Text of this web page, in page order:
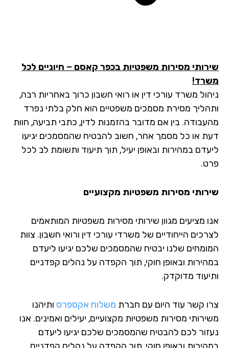
מסירות משפטיות בכפר קאסם – חיוניים לכל
משרד עורכי דין או רואי חשבון כרוך באחריות רבה,
מסירת מסמכים משפטיים הוא חלק בלתי נפרד
בין אם מדובר בהזמנות לדין, כתבי תביעה, חוות
או כל מסמך אחר, חשוב להבטיח שהמסמכים יגיעו
במהירות ובאופן יעיל, תוך תיעוד ותשומת לב לכל
מסירות משפטיות מקצועיים
מציעים מגוון שירותי מסירות משפטיות המותאמים
הייחודיים של משרדי עורכי דין ורואי חשבון. צוות
שלנו יבטיח שהמסמכים שלכם יגיעו ליעדם
ובאופן חוקי, תוך הקפדה על נהלים קפדניים
מדוקדק.
קשר עוד היום עם חברתמשלוח אקספרסותיהנו
מסירות משפטיות מקצועיים, יעילים ואמינים. אנו
לכם להבטיח שהמסמכים שלכם יגיעו ליעדם
ובאופן חוקי, תוך הקפדה על נהלים קפדניים